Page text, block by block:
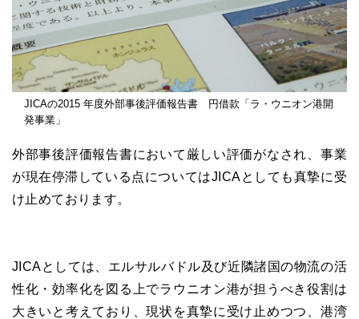
JICAの2015 年度外部事後評価報告書 円借款「ラ・ウニオン港開
発事業」
外部事後評価報告書において厳しい評価がなされ、事業
が現在停滞している点についてはJICAとしても真摯に受
け止めております。
JICAとしては、エルサルバドル及び近隣諸国の物流の活
性化・効率化を図る上でラウニオン港が担うべき役割は
大きいと考えており、現状を真摯に受け止めつつ、港湾